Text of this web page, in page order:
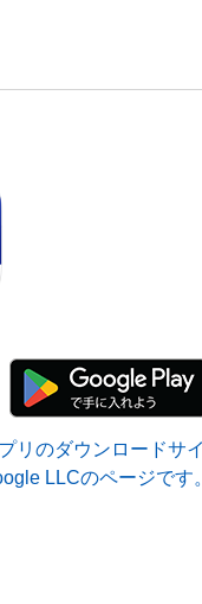
リのダウンロードサイ
LLCのページです。